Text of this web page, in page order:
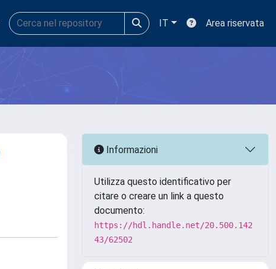
IT Area riservata
Informazioni
Utilizza questo identificativo per
citare o creare un link a questo
documento:
https://hdl.handle.net/20.500.142
43/62502